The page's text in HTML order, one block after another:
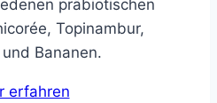
erfahren